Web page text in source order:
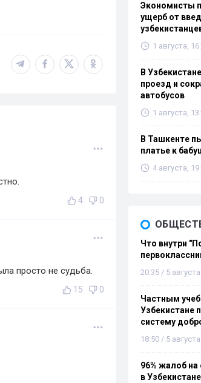
4 0
просто не судьба.
15 0
Экономисты
ущерб от
1 августа,
В
проезд и
автобусов
1 августа,
В Ташкенте
платье к
4 августа,
Что внутри
20:35 / 5 августа
Частным
Узбекистане
систему
18:50 / 5 августа
96% жалоб на
в